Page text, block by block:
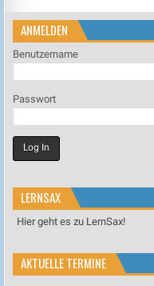
ANMELDEN
Benutzername
Passwort
LERNSAX
Hier geht es zu LernSax!
AKTUELLE TERMINE